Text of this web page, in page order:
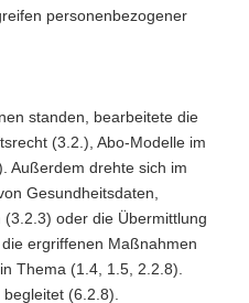
personenbezogener
standen, bearbeitete die
(3.2.), Abo-Modelle im
Außerdem drehte sich im
Gesundheitsdaten,
oder die Übermittlung
ergriffenen Maßnahmen
Thema (1.4, 1.5, 2.2.8).
(6.2.8).